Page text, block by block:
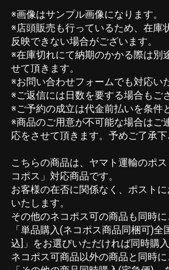
※画像はサンプル画像になります。
※店頭販売も行っているため、在庫
反映できない場合がございます。
※在庫切れにて納期のかかる際は別
せて頂きます。
※お問い合わせフォームでも対応い
※ご返信には日数を要する場合もご
※ご予約の成立は代金前払いを条件
※商品のご用意が不可能な場合はご
応をさせて頂きます。予めご了承下
こちらの商品は、ヤマト運輸のポ
コポス」対応商品です。
お客様の在否に関係なく、ポスト
いたします。
その他のネコポス可の商品も同時
「単品購入(ネコポス商品同梱可)
込]」をお選びいただければ同時購入
ネコポス可商品以外の商品と同時